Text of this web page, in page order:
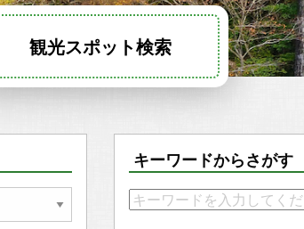
観光スポット検索
キーワードからさがす